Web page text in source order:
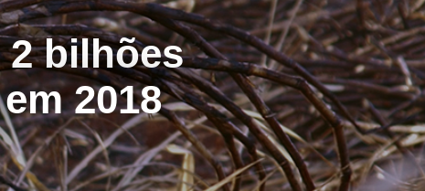
2 bilhões
2018